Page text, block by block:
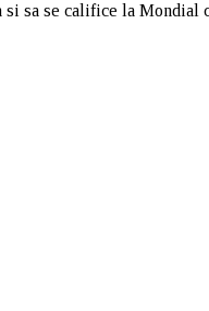
si sa se califice la Mondial